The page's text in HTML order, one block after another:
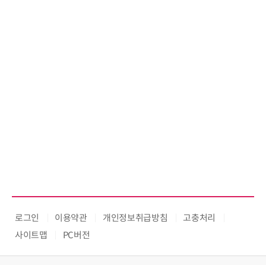
로그인 이용약관 개인정보취급방침
고충처리
사이트맵
PC버전